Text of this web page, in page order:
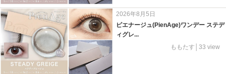
2026年8月5日
ピエナージュ(PienAge)ワンデー ステデ
ィグレ...
ももたす│33 view